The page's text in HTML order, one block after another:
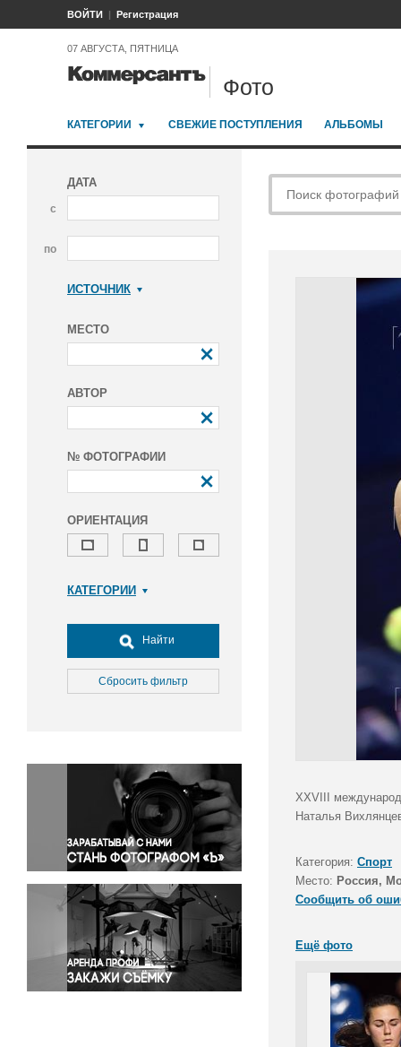
ВОЙТИ Регистрация
07 АВГУСТА, ПЯТНИЦА
Фото
КАТЕГОРИИ СВЕЖИЕ ПОСТУПЛЕНИЯ АЛЬБОМЫ
ДАТА
с
по
ИСТОЧНИК
МЕСТО
АВТОР
№ ФОТОГРАФИИ
ОРИЕНТАЦИЯ
КАТЕГОРИИ
Досуг, туризм и отдых
Культура
Медицина
Окружающая среда
Политика
Правосудие
Происшествия и конфликты
Религия
Светская жизнь
Спорт
Экология
Экономика и бизнес
Найти
Сбросить фильтр
XXVIII
Наталья
Категория: Спорт
Место: Россия,
Сообщить об
Ещё фото